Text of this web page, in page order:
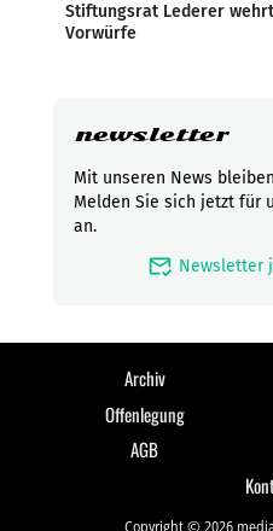
Stiftungsrat Lederer
Vorwürfe
newsletter
Mit unseren News
Melden Sie sich jetzt für
an.
mark_email_read Newsletter
Archiv
Offenlegung
AGB
Copyright © 2026